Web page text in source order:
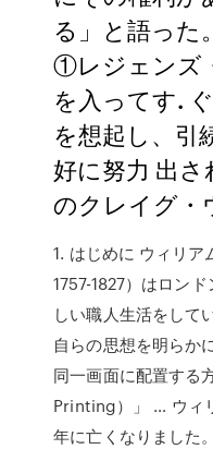
る」と語った
①レジェンズ
を入ってす.
を想起し、引
好に努力 出
のクレイグ・
1. はじめに ウィリ
1757-1827）はロン
しい職人生活をして
自らの思想を明らか
同一画面に配置する
Printing）」 … ウィ
年に亡くなりました